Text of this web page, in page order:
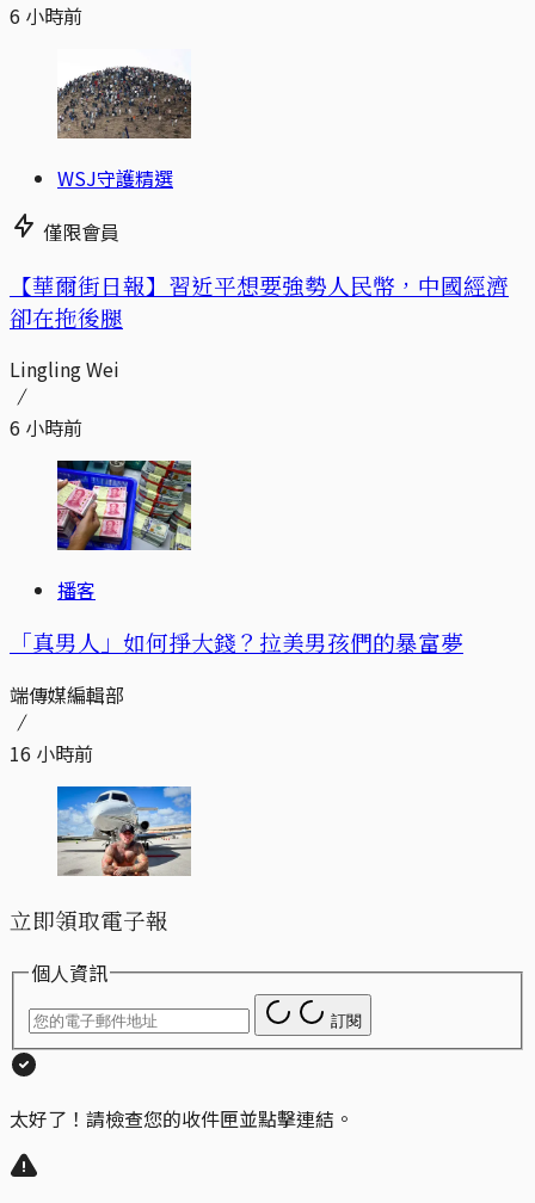
6 小時前
WSJ守護精選
僅限會員
【華爾街日報】習近平想要強勢人民幣，中國經濟
卻在拖後腿
Lingling Wei
6 小時前
播客
「真男人」如何掙大錢？拉美男孩們的暴富夢
端傳媒編輯部
16 小時前
立即領取電子報
個人資訊
訂閱
太好了！請檢查您的收件匣並點擊連結。